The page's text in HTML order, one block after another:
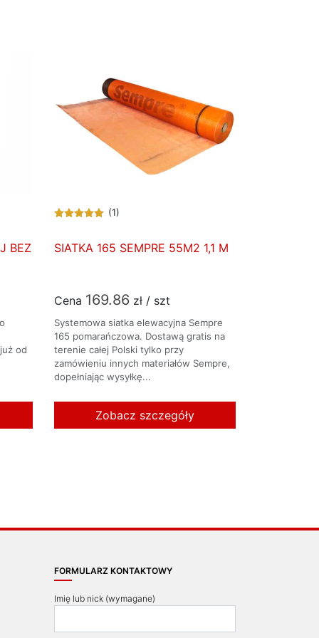
BEZ
od
(1)
SIATKA 165 SEMPRE 55M2 1,1 M
Cena 169.86 zł / szt
Systemowa siatka elewacyjna Sempre
165 pomarańczowa. Dostawą gratis na
terenie całej Polski tylko przy
zamówieniu innych materiałów Sempre,
dopełniając wysyłkę...
Zobacz szczegóły
FORMULARZ KONTAKTOWY
Imię lub nick (wymagane)